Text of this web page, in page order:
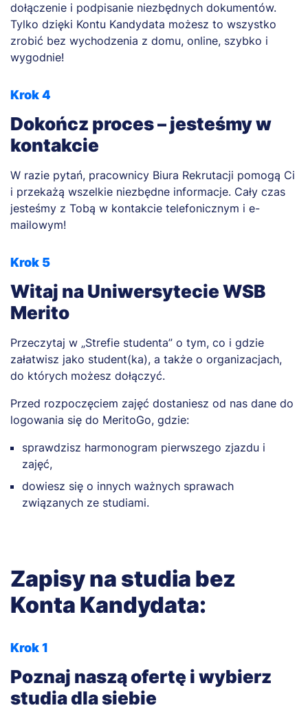
dołączenie i podpisanie niezbędnych dokumentów.
Tylko dzięki Kontu Kandydata możesz to wszystko
zrobić bez wychodzenia z domu, online, szybko i
wygodnie!
Krok 4
Dokończ proces – jesteśmy w
kontakcie
W razie pytań, pracownicy Biura Rekrutacji pomogą Ci
i przekażą wszelkie niezbędne informacje. Cały czas
jesteśmy z Tobą w kontakcie telefonicznym i e-
mailowym!
Krok 5
Witaj na Uniwersytecie WSB
Merito
Przeczytaj w „Strefie studenta” o tym, co i gdzie
załatwisz jako student(ka), a także o organizacjach,
do których możesz dołączyć.
Przed rozpoczęciem zajęć dostaniesz od nas dane do
logowania się do MeritoGo, gdzie:
sprawdzisz harmonogram pierwszego zjazdu i
zajęć,
dowiesz się o innych ważnych sprawach
związanych ze studiami.
Zapisy na studia bez
Konta Kandydata:
Krok 1
Poznaj naszą ofertę i wybierz
studia dla siebie